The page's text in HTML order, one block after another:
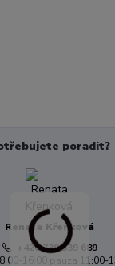
poradit?
Renata Křenková
+420 739 339 689
16:00 pauza 11:00-